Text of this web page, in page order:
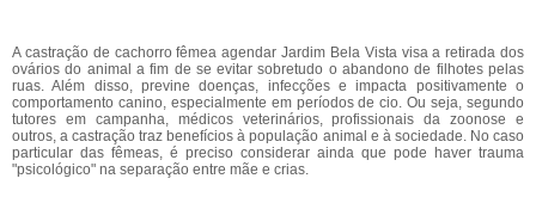
A castração de cachorro fêmea agendar Jardim Bela Vista visa a retirada dos
ovários do animal a fim de se evitar sobretudo o abandono de filhotes pelas
ruas. Além disso, previne doenças, infecções e impacta positivamente o
comportamento canino, especialmente em períodos de cio. Ou seja, segundo
tutores em campanha, médicos veterinários, profissionais da zoonose e
outros, a castração traz benefícios à população animal e à sociedade. No caso
particular das fêmeas, é preciso considerar ainda que pode haver trauma
"psicológico" na separação entre mãe e crias.